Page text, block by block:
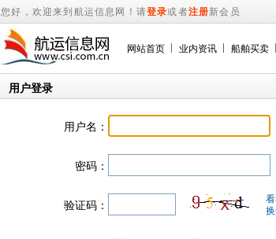
您好，欢迎来到航运信息网！请登录或者注册新会员
网站首页 业内资讯 船舶买卖
用户登录
用户名：
密码：
验证码：